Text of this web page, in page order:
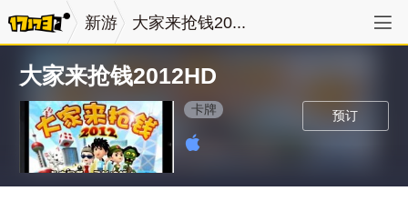
新游 大家来抢钱20...
大家来抢钱2012HD
预订
卡牌